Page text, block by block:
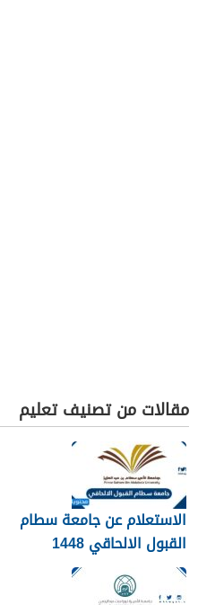
مقالات من تصنيف تعليم
الاستعلام عن جامعة سطام
القبول الالحاقي 1448